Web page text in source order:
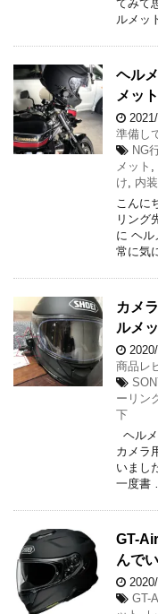
てみて
ルメッ
ヘル
メッ
準備し
NG
メット
け
内
こんに
リング
に ヘル
常に気
カメ
ルメ
商品レ
ーリン
下
ヘル
カメラ
いまし
一度書
GT-
んで
GT-